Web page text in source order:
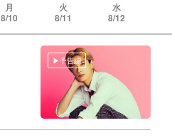
月
8/10
火
8/11
水
8/12
予告編